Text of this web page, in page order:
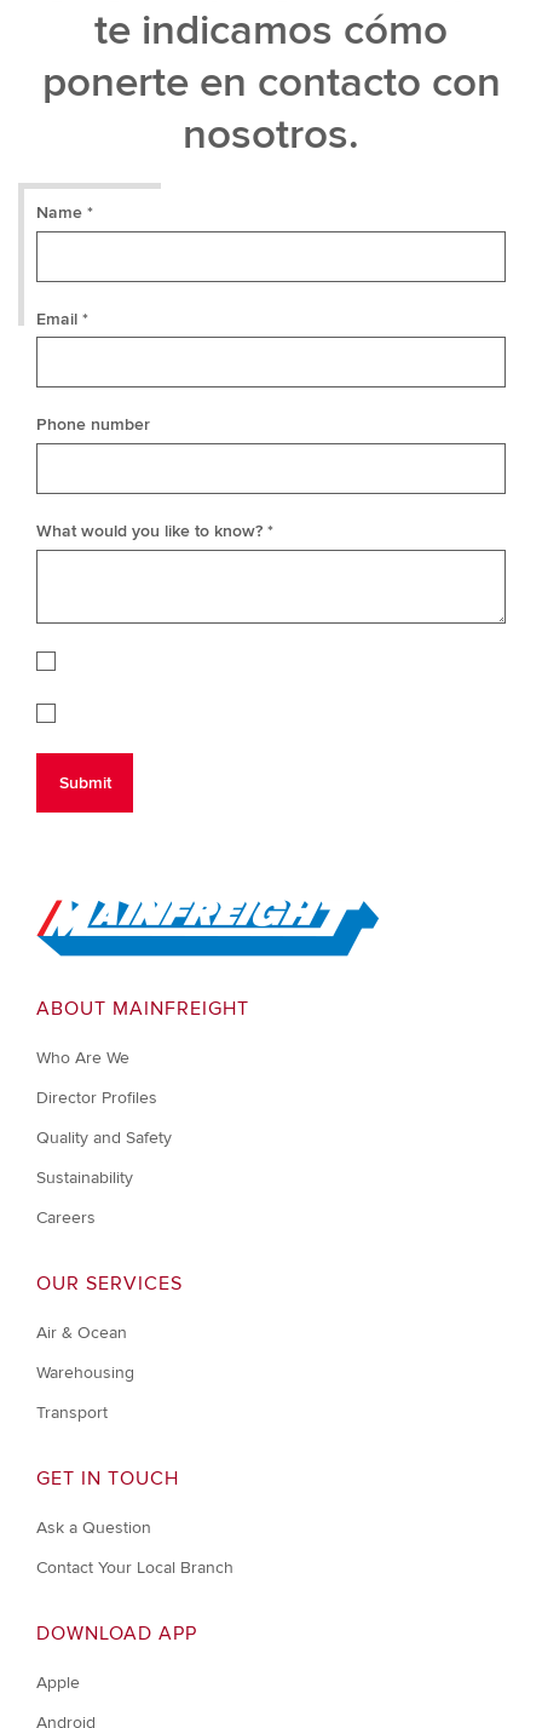
te indicamos cómo
ponerte en contacto con
nosotros.
Name *
Email *
Phone number
What would you like to know? *
Go to Home
ABOUT MAINFREIGHT
Who Are We
Director Profiles
Quality and Safety
Sustainability
Careers
OUR SERVICES
Air & Ocean
Warehousing
Transport
GET IN TOUCH
Ask a Question
Contact Your Local Branch
DOWNLOAD APP
Apple
Android